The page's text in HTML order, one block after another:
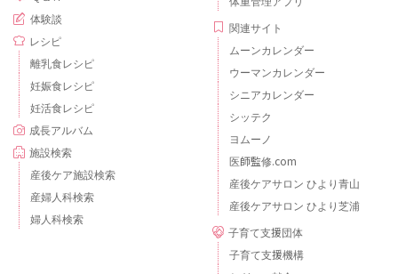
体験談
レシピ
離乳食レシピ
妊娠食レシピ
妊活食レシピ
成長アルバム
施設検索
産後ケア施設検索
産婦人科検索
婦人科検索
関連サイト
ムーンカレンダー
ウーマンカレンダー
シニアカレンダー
シッテク
ヨムーノ
医師監修.com
産後ケアサロン ひより青山
産後ケアサロン ひより芝浦
子育て支援団体
子育て支援機構